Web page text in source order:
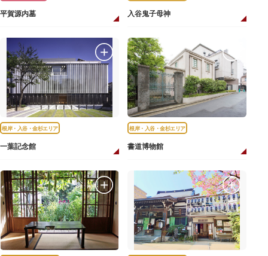
平賀源内墓 入谷鬼子母神
根岸・入谷・金杉エリア
一葉記念館
根岸・入谷・金杉エリア
書道博物館